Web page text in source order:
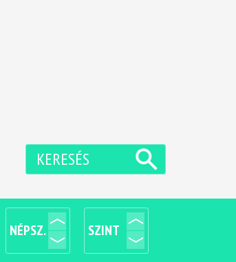
KERESÉS
NÉPSZ. SZINT